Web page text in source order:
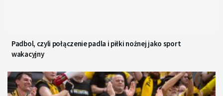
Padbol, czyli połączenie padla i piłki nożnej jako sport
wakacyjny